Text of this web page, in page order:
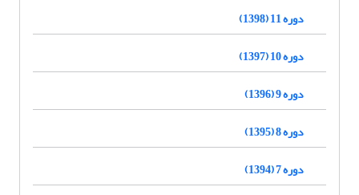
دوره 11 (1398)
دوره 10 (1397)
دوره 9 (1396)
دوره 8 (1395)
دوره 7 (1394)